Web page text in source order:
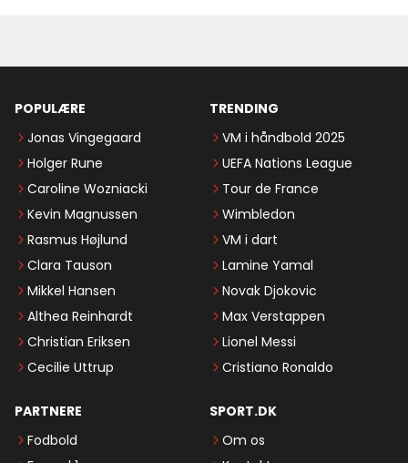
POPULÆRE
Jonas Vingegaard
Holger Rune
Caroline Wozniacki
Kevin Magnussen
Rasmus Højlund
Clara Tauson
Mikkel Hansen
Althea Reinhardt
Christian Eriksen
Cecilie Uttrup
TRENDING
VM i håndbold 2025
UEFA Nations League
Tour de France
Wimbledon
VM i dart
Lamine Yamal
Novak Djokovic
Max Verstappen
Lionel Messi
Cristiano Ronaldo
PARTNERE
Fodbold
SPORT.DK
Om os